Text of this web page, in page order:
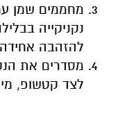
מחממים שמן
להזהבה אחידה
מסדרים את
לצד קטשופ,